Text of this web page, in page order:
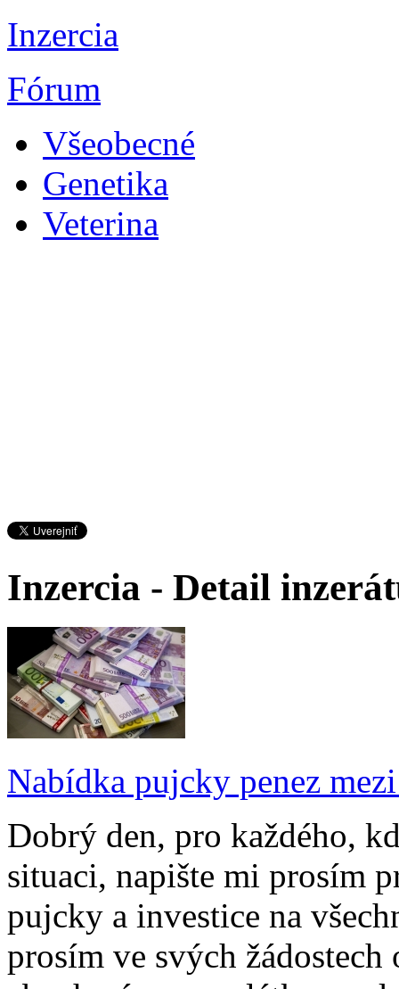
Inzercia
Fórum
Všeobecné
Genetika
Veterina
Inzercia - Detail
Nabídka pujcky penez
Dobrý den, pro každého,
situaci, napište mi prosím
pujcky a investice na
prosím ve svých